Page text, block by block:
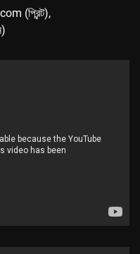
(প্রিন্ট),